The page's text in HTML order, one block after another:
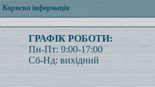
Корисна інформація
ГРАФІК РОБОТИ:
Пн-Пт: 9:00-17:00
Сб-Нд: вихідний